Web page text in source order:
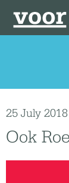
25 July 2018
Ook